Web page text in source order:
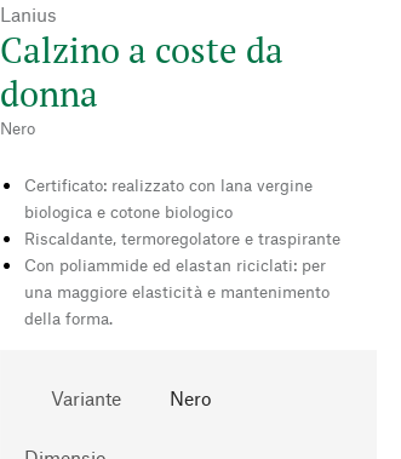
Lanius
Calzino a coste da
donna
Nero
Certificato: realizzato con lana vergine
biologica e cotone biologico
Riscaldante, termoregolatore e traspirante
Con poliammide ed elastan riciclati: per
una maggiore elasticità e mantenimento
della forma.
Variante Nero